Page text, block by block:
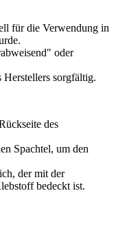
für die Verwendung in
oder
sorgfältig.
des
Spachtel, um den
der mit der
bedeckt ist.